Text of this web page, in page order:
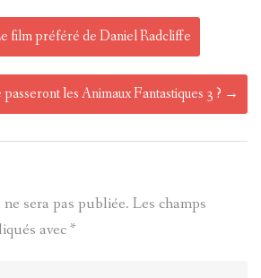
film préféré de Daniel Radcliffe
passeront les Animaux Fantastiques 3 ? →
sera pas publiée. Les champs
avec*